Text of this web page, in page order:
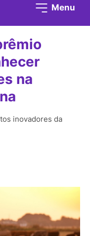
Menu
na
inovadores da